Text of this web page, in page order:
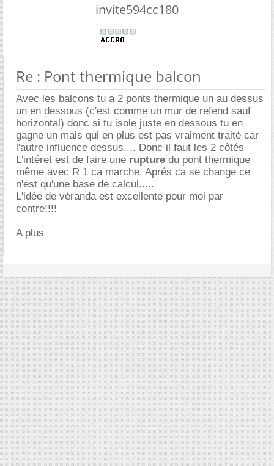
invite594cc180
Re : Pont thermique balcon
Avec les balcons tu a 2 ponts thermique un au dessus
un en dessous (c'est comme un mur de refend sauf
horizontal) donc si tu isole juste en dessous tu en
gagne un mais qui en plus est pas vraiment traité car
l'autre influence dessus.... Donc il faut les 2 côtés
L'intéret est de faire une rupture du pont thermique
même avec R 1 ca marche. Aprés ca se change ce
n'est qu'une base de calcul.....
L'idée de véranda est excellente pour moi par
contre!!!!
A plus